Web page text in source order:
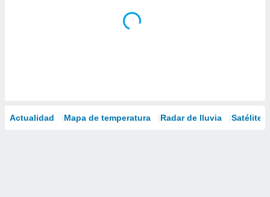
Actualidad Mapa de temperatura Radar de lluvia Satélites